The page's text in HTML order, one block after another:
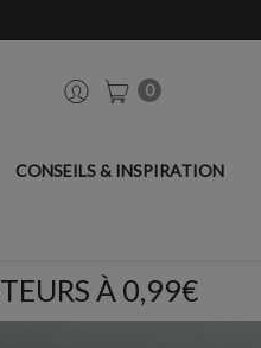
0
CONSEILS & INSPIRATION
À 0,99€